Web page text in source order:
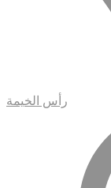
رأس الخيمة